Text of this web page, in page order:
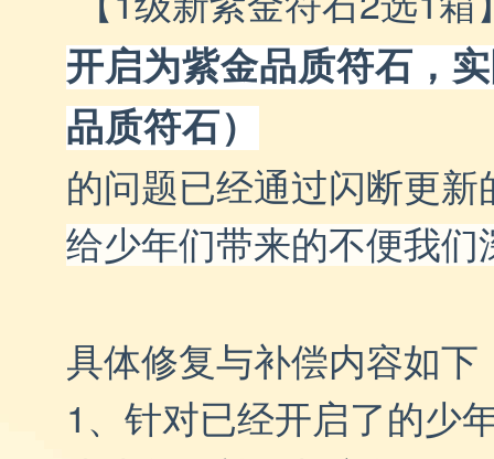
开启为紫金品质符石，
品质符石）
的问题已经通过闪断更
给少年们带来的不便我们
具体修复与补偿内容如下
1、 针对已经开启了的少